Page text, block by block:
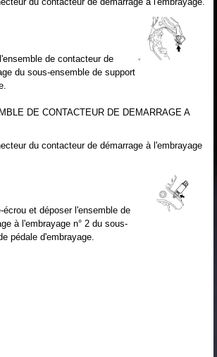
de contacteur de
du sous-ensemble de support
DE CONTACTEUR DE DEMARRAGE A
du contacteur de démarrage à l'embrayage
écrou et déposer l'ensemble de
à l'embrayage n° 2 du sous-
pédale d'embrayage.